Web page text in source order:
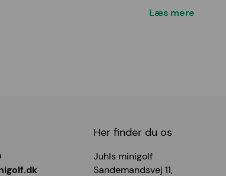
Læs mere
Her finder du os
Juhls minigolf
Sandemandsvej 11,